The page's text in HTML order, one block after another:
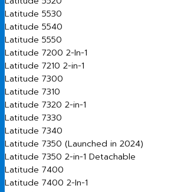
Latitude 5530
Latitude 5540
Latitude 5550
Latitude 7200 2-In-1
Latitude 7210 2-in-1
Latitude 7300
Latitude 7310
Latitude 7320 2-in-1
Latitude 7330
Latitude 7340
Latitude 7350 (Launched in 2024)
Latitude 7350 2-in-1 Detachable
Latitude 7400
Latitude 7400 2-In-1